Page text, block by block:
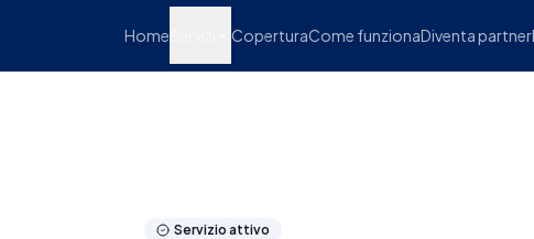
Home CoperturaCome funzionaDiventa partner
Servizio attivo